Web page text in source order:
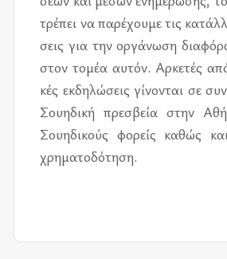
τρέ­πει να πα­ρέ­χου­με τις
σεις για την ορ­γά­νω­ση
στον το­μέα αυ­τόν. Αρκε­τές
κές εκ­δη­λώ­σεις γί­νο­νται σε
Σου­η­δι­κή πρε­σβεία στην
Σου­η­δι­κούς φο­ρείς κα­θώς
χρη­μα­το­δό­τη­ση.